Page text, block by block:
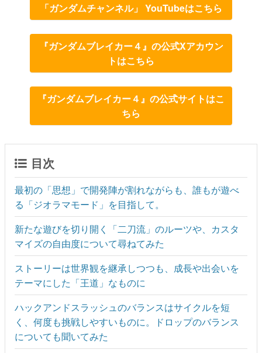
「ガンダムチャンネル」 YouTubeはこちら
『ガンダムブレイカー４』の公式Xアカウン
トはこちら
『ガンダムブレイカー４』の公式サイトはこ
ちら
目次
最初の「思想」で開発陣が割れながらも、誰もが遊べ
る「ジオラマモード」を目指して。
新たな遊びを切り開く「二刀流」のルーツや、カスタ
マイズの自由度について尋ねてみた
ストーリーは世界観を継承しつつも、成長や出会いを
テーマにした「王道」なものに
ハックアンドスラッシュのバランスはサイクルを短
く、何度も挑戦しやすいものに。ドロップのバランス
についても聞いてみた